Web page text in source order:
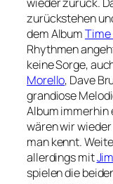
zurückstehen
dem AlbumTime
Rhythmen
keine Sorge,
Morello, Dave
grandiose
Album immerhin
wären wir
man kennt.
allerdings mit
spielen die